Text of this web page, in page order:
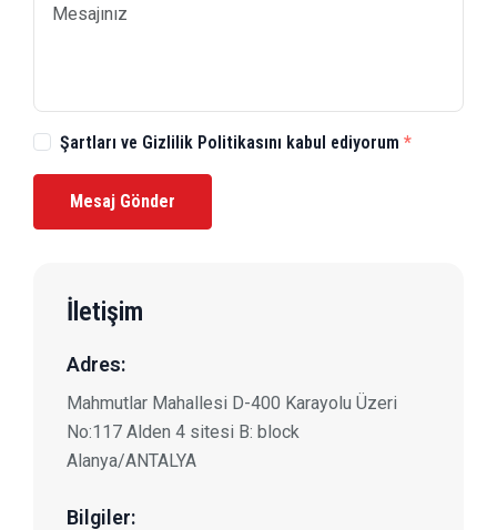
Şartları ve Gizlilik Politikasını kabul ediyorum
Mesaj Gönder
İletişim
Adres:
Mahmutlar Mahallesi D-400 Karayolu Üzeri
No:117 Alden 4 sitesi B: block
Alanya/ANTALYA
Bilgiler: